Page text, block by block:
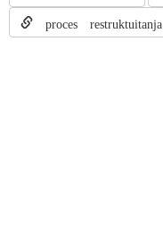
proces restruktuitanja